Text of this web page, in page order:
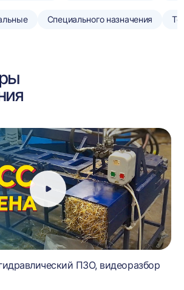
Специального назначения
ПЗО, видеоразбор